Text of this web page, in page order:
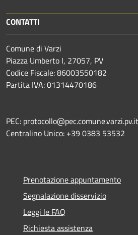
CONTATTI
Comune di Varzi
Piazza Umberto I, 27057, PV
Codice Fiscale: 86003550182
Partita IVA: 01314470186
PEC: protocollo@pec.comune.varzi.pv.it
Centralino Unico: +39 0383 53532
Prenotazione appuntamento
Segnalazione disservizio
Leggi le FAQ
Richiesta assistenza